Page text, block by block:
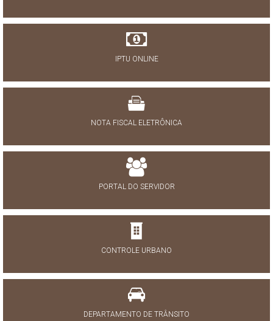
IPTU ONLINE
NOTA FISCAL ELETRÔNICA
PORTAL DO SERVIDOR
CONTROLE URBANO
DEPARTAMENTO DE TRÂNSITO